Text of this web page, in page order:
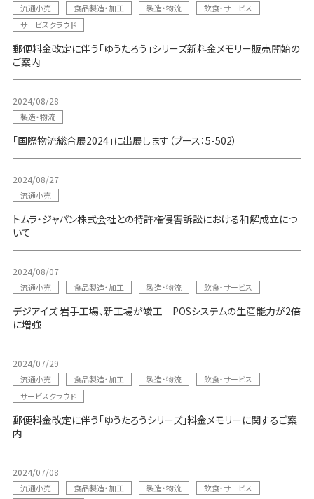
流通小売 食品製造・加工 製造・物流
飲食・サービス
サービスクラウド
郵便料金改定に伴う「ゆうたろう」シリーズ新料金メモリー販売開始の
ご案内
2024/08/28
製造・物流
「国際物流総合展2024」に出展します（ブース：5-502）
2024/08/27
流通小売
トムラ・ジャパン株式会社との特許権侵害訴訟における和解成立につ
いて
2024/08/07
流通小売 食品製造・加工 製造・物流 飲食・サービス
デジアイズ 岩手工場、新工場が竣工 POSシステムの生産能力が2倍
に増強
2024/07/29
流通小売 食品製造・加工 製造・物流
飲食・サービス
サービスクラウド
郵便料金改定に伴う「ゆうたろうシリーズ」料金メモリーに関するご案
内
2024/07/08
流通小売 食品製造・加工 製造・物流 飲食・サービス